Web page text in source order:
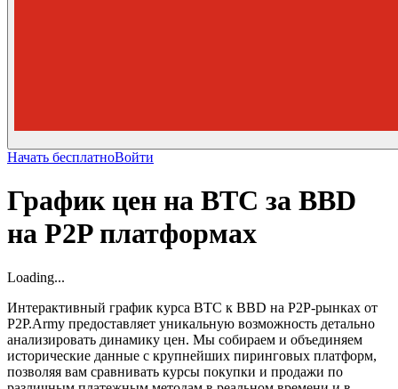
Начать бесплатноВойти
График цен на BTC за BBD
на P2P платформах
Loading...
Интерактивный график курса BTC к BBD на P2P-рынках от
P2P.Army предоставляет уникальную возможность детально
анализировать динамику цен. Мы собираем и объединяем
исторические данные с крупнейших пиринговых платформ,
позволяя вам сравнивать курсы покупки и продажи по